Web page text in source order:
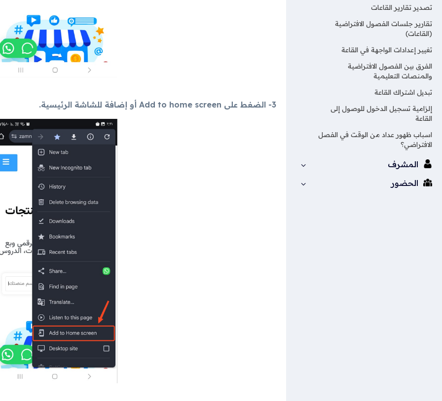
تصدير تقارير القاعات
تقارير جلسات الفصول الافتراضية
(القاعات)
تغيير إعدادات الواجهة في القاعة
الفرق بين الفصول الافتراضية
والمنصات التعليمية
تبديل اشتراك القاعة
إلزامية تسجيل الدخول للوصول إلى
القاعة
اسباب ظهور عداد من الوقت في الفصل
الافتراضي؟
المشرف
الحضور
3- الضغط على Add to home screen أو إضافة للشاشة الرئيسية.